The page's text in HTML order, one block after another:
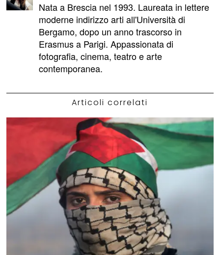
Nata a Brescia nel 1993. Laureata in lettere
moderne indirizzo arti all'Università di
Bergamo, dopo un anno trascorso in
Erasmus a Parigi. Appassionata di
fotografia, cinema, teatro e arte
contemporanea.
Articoli correlati